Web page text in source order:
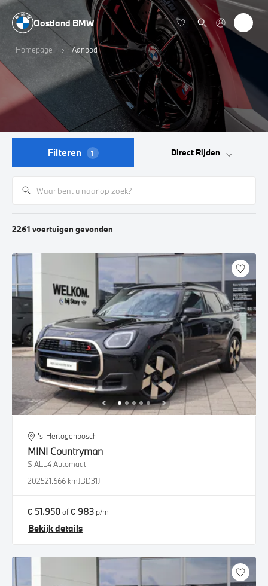
Oostland BMW
Homepage Aanbod
Filteren 1 Direct Rijden
2261 voertuigen gevonden
's-Hertogenbosch
MINI Countryman
S ALL4 Automaat
202521.666 kmJBD31J
€ 51.950of€ 983 p/m
Bekijk details